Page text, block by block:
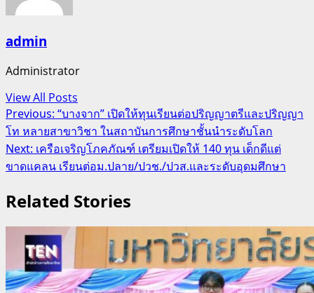
admin
Administrator
View All Posts
Post
navigation
Previous: “บางจาก” เปิดให้ทุนเรียนต่อปริญญาตรีและปริญญา
โท หลายสาขาวิชา ในสถาบันการศึกษาชั้นนำระดับโลก
Next: เครือเจริญโภคภัณฑ์ เตรียมเปิดให้ 140 ทุน เด็กดีแต่
ขาดแคลน เรียนต่อม.ปลาย/ปวช./ปวส.และระดับอุดมศึกษา
Related Stories